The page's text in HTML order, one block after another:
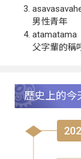
男性青年
atamatama
父字輩的稱
歷史上的今